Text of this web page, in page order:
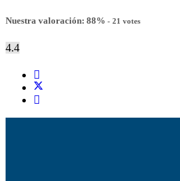
Nuestra valoración: 88% - 21 votes
4.4